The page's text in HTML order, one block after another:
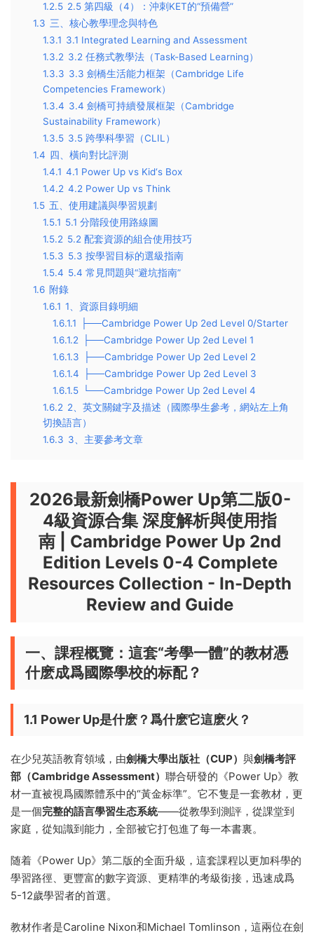
1.2.5 2.5 第四級（4）：沖刺KET的“預備營”
1.3 三、核心教學理念與特色
1.3.1 3.1 Integrated Learning and Assessment
1.3.2 3.2 任務式教學法（Task-Based Learning）
1.3.3 3.3 劍橋生活能力框架（Cambridge Life
Competencies Framework）
1.3.4 3.4 劍橋可持續發展框架（Cambridge
Sustainability Framework）
1.3.5 3.5 跨學科學習（CLIL）
1.4 四、橫向對比評測
1.4.1 4.1 Power Up vs Kid‘s Box
1.4.2 4.2 Power Up vs Think
1.5 五、使用建議與學習規劃
1.5.1 5.1 分階段使用路線圖
1.5.2 5.2 配套資源的組合使用技巧
1.5.3 5.3 按學習目标的選級指南
1.5.4 5.4 常見問題與“避坑指南”
1.6 附錄
1.6.1 1、資源目錄明細
1.6.1.1
├──Cambridge Power Up 2ed Level 0/Starter
1.6.1.2
├──Cambridge Power Up 2ed Level 1
1.6.1.3
├──Cambridge Power Up 2ed Level 2
1.6.1.4
├──Cambridge Power Up 2ed Level 3
1.6.1.5
└──Cambridge Power Up 2ed Level 4
1.6.2 2、英文關鍵字及描述（國際學生參考，網站左上角
切換語言）
1.6.3 3、主要參考文章
2026最新劍橋Power Up第二版0-
4級資源合集 深度解析與使用指
南
Cambridge Power Up 2nd
Edition Levels 0-4 Complete
Resources Collection - In-Depth
Review and Guide
一、課程概覽：這套“考學一體”的教材憑
什麽成爲國際學校的标配？
1.1 Power Up是什麽？爲什麽它這麽火？
在少兒英語教育領域，由劍橋大學出版社（CUP） 與劍橋考評
部（Cambridge Assessment） 聯合研發的《Power Up》教
材一直被視爲國際體系中的“黃金标準”。它不隻是一套教材，更
是一個完整的語言學習生态系統——從教學到測評，從課堂到
家庭，從知識到能力，全部被它打包進了每一本書裏。
随着《Power Up》第二版的全面升級，這套課程以更加科學的
學習路徑、更豐富的數字資源、更精準的考級銜接，迅速成爲
5-12歲學習者的首選。
教材作者是Caroline Nixon和Michael Tomlinson，這兩位在劍